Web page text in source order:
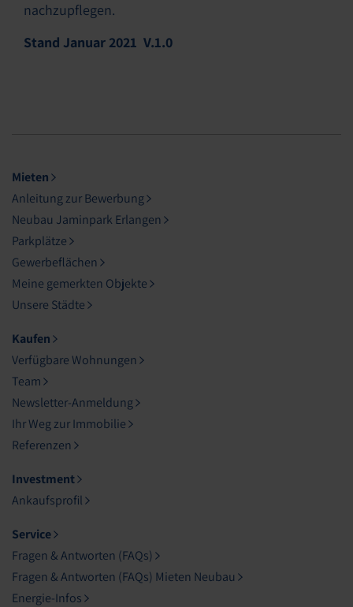
nachzupflegen.
Stand Januar 2021 V.1.0
Mieten
Anleitung zur Bewerbung
Neubau Jaminpark Erlangen
Parkplätze
Gewerbeflächen
Meine gemerkten Objekte
Unsere Städte
Kaufen
Verfügbare Wohnungen
Team
Newsletter-Anmeldung
Ihr Weg zur Immobilie
Referenzen
Investment
Ankaufsprofil
Service
Fragen & Antworten (FAQs)
Fragen & Antworten (FAQs) Mieten Neubau
Energie-Infos